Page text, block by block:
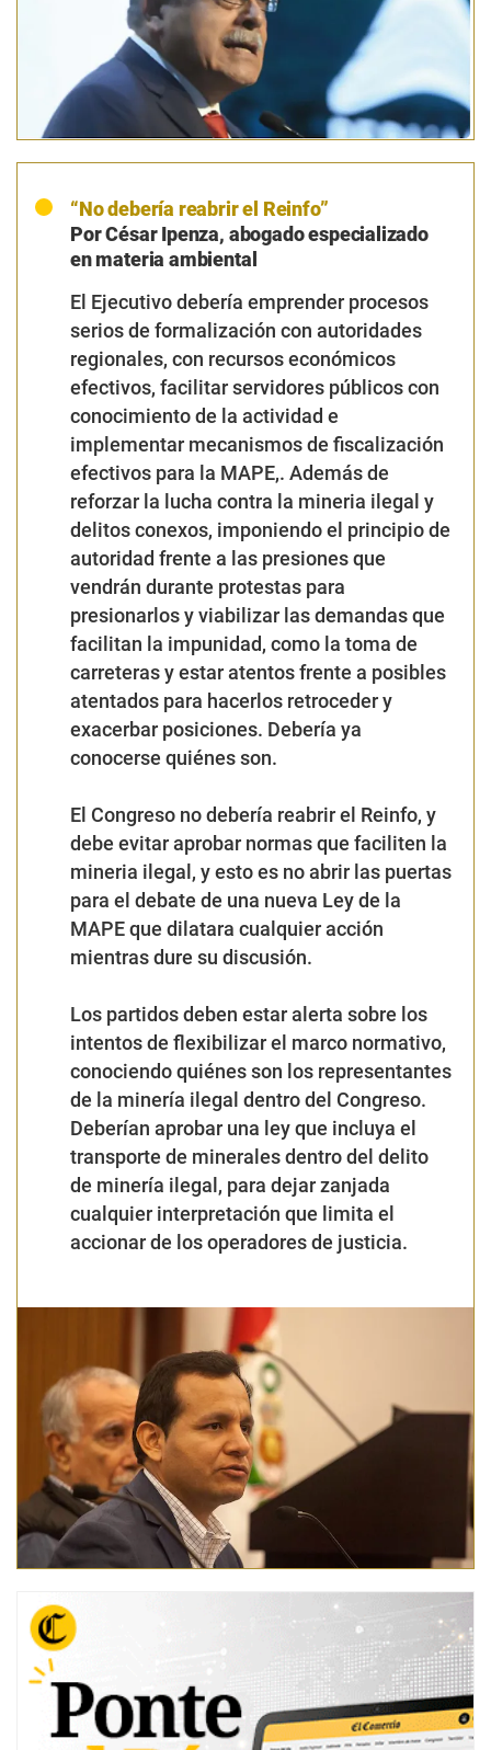
“No debería reabrir el Reinfo”
Por César Ipenza, abogado especializado
en materia ambiental
El Ejecutivo debería emprender procesos
serios de formalización con autoridades
regionales, con recursos económicos
conocimiento de la actividad e
implementar mecanismos de fiscalización
reforzar la lucha contra la mineria ilegal y
delitos conexos, imponiendo el principio de
autoridad frente a las presiones que
vendrán durante protestas para
presionarlos y viabilizar las demandas que
facilitan la impunidad, como la toma de
carreteras y estar atentos frente a posibles
atentados para hacerlos retroceder y
exacerbar posiciones. Debería ya
conocerse quiénes son.
El Congreso no debería reabrir el Reinfo, y
debe evitar aprobar normas que faciliten la
mineria ilegal, y esto es no abrir las puertas
para el debate de una nueva Ley de la
MAPE que dilatara cualquier acción
mientras dure su discusión.
Los partidos deben estar alerta sobre los
intentos de flexibilizar el marco normativo,
conociendo quiénes son los representantes
de la minería ilegal dentro del Congreso.
Deberían aprobar una ley que incluya el
transporte de minerales dentro del delito
cualquier interpretación que limita el
accionar de los operadores de justicia.